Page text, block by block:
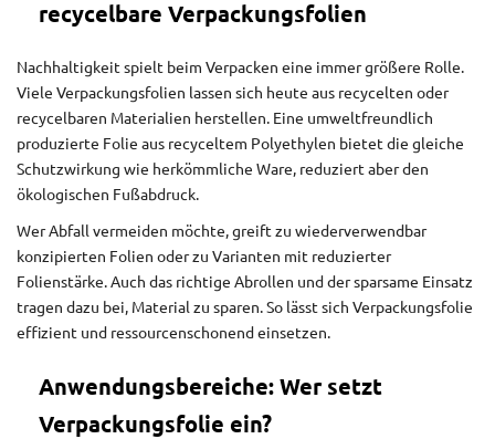
recycelbare Verpackungsfolien
Nachhaltigkeit spielt beim Verpacken eine immer größere Rolle.
Viele Verpackungsfolien lassen sich heute aus recycelten oder
recycelbaren Materialien herstellen. Eine umweltfreundlich
produzierte Folie aus recyceltem Polyethylen bietet die gleiche
Schutzwirkung wie herkömmliche Ware, reduziert aber den
ökologischen Fußabdruck.
Wer Abfall vermeiden möchte, greift zu wiederverwendbar
konzipierten Folien oder zu Varianten mit reduzierter
Folienstärke. Auch das richtige Abrollen und der sparsame Einsatz
tragen dazu bei, Material zu sparen. So lässt sich Verpackungsfolie
effizient und ressourcenschonend einsetzen.
Anwendungsbereiche: Wer setzt
Verpackungsfolie ein?